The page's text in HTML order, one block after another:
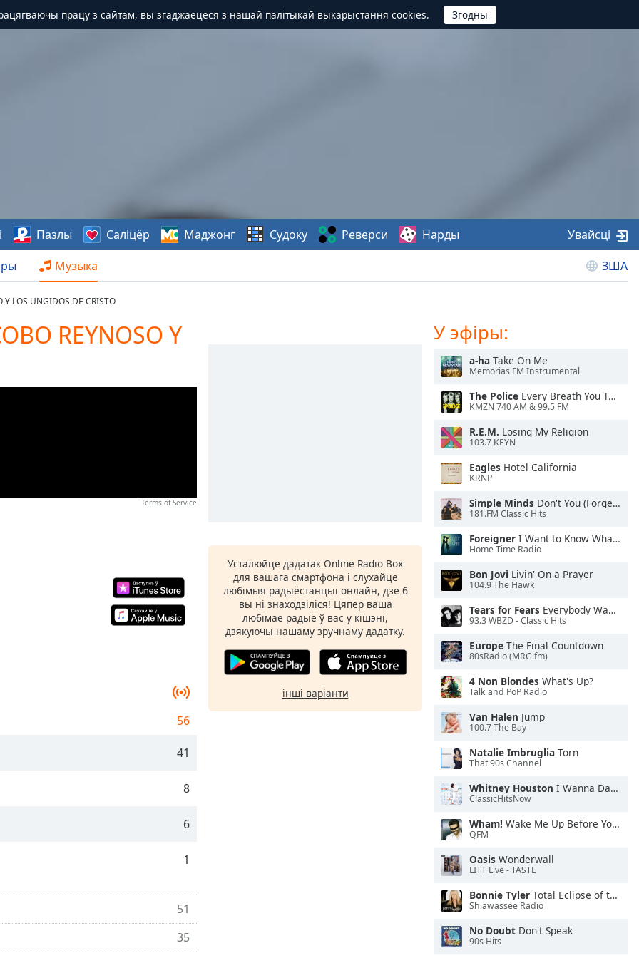
працу з сайтам, вы згаджаецеся з нашай палітыкай выкарыстання cookies.
Музыка ЗША
Пазлы Саліцёр Маджонг Судоку Реверси Нарды Увайсці
Y LOS UNGIDOS DE CRISTO
REYNOSO Y
Terms of Service
56
41
8
6
1
51
35
Усталюйце дадатак Online Radio Box
для вашага смартфона і слухайце
любімыя радыёстанцыі онлайн, дзе б
вы ні знаходзіліся! Цяпер ваша
любімае радыё ў вас у кішэні,
дзякуючы нашаму зручнаму дадатку.
інші варіанти
У эфіры:
a-ha Take On Me
Memorias FM Instrumental
The Police Every Breath You Take
KMZN 740 AM & 99.5 FM
R.E.M. Losing My Religion
103.7 KEYN
Eagles Hotel California
KRNP
Simple Minds Don't You (Forget About Me)
181.FM Classic Hits
Foreigner I Want to Know What Love Is
Home Time Radio
Bon Jovi Livin' On a Prayer
104.9 The Hawk
Tears for Fears Everybody Wants To Rule the World
93.3 WBZD - Classic Hits
Europe The Final Countdown
80sRadio (MRG.fm)
4 Non Blondes What's Up?
Talk and PoP Radio
Van Halen Jump
100.7 The Bay
Natalie Imbruglia Torn
That 90s Channel
Whitney Houston I Wanna Dance With Somebody
ClassicHitsNow
Wham! Wake Me Up Before You Go-Go
QFM
Oasis Wonderwall
LITT Live - TASTE
Bonnie Tyler Total Eclipse of the Heart
Shiawassee Radio
No Doubt Don't Speak
90s Hits